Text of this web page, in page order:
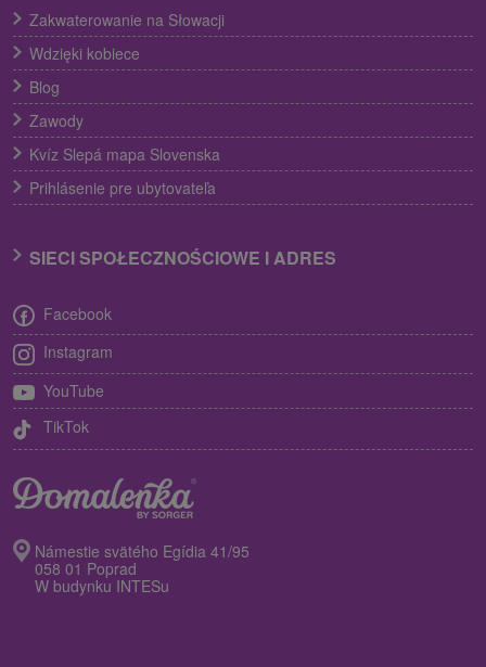
Zakwaterowanie na Słowacji
Wdzięki kobiece
Blog
Zawody
Kvíz Slepá mapa Slovenska
Prihlásenie pre ubytovateľa
SIECI SPOŁECZNOŚCIOWE I ADRES
Facebook
Instagram
YouTube
TikTok
Námestie svätého Egídia 41/95
058 01 Poprad
W budynku INTESu